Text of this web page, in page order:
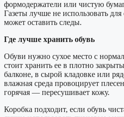
формодержатели или чистую
Газеты лучше не использовать
может оставить следы.
Где лучше хранить обувь
Обуви нужно сухое место с
стоит хранить ее в плотно
балконе, в сырой кладовке или
влажная среда провоцирует
горячая — пересушивает кожу.
Коробка подходит, если обувь